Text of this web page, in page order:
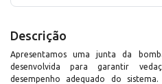
Descrição
Apresentamos uma junta da
desenvolvida para garantir
desempenho adequado do